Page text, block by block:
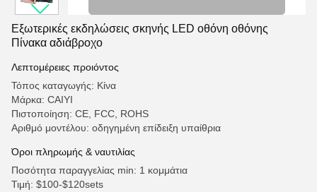
Εξωτερικές εκδηλώσεις σκηνής LED οθόνη οθόνης
Πίνακα αδιάβροχο
Λεπτομέρειες προιόντος
Τόπος καταγωγής: Κίνα
Μάρκα: CAIYI
Πιστοποίηση: CE, FCC, ROHS
Αριθμό μοντέλου: οδηγημένη επίδειξη υπαίθρια
Όροι πληρωμής & ναυτιλίας
Ποσότητα παραγγελίας min: 1 κομμάτια
Τιμή: $100-$120sets